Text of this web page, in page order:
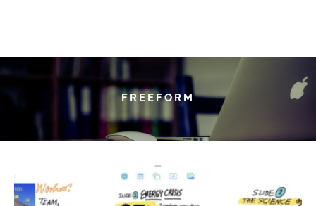
FREEFORM